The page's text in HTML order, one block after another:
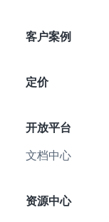
客户案例
定价
开放平台
文档中心
资源中心